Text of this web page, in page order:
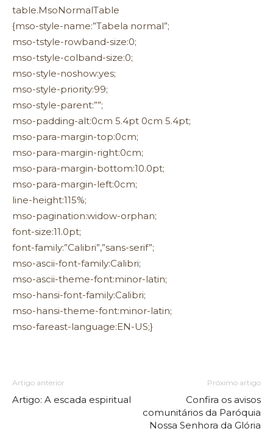
table.MsoNormalTable
{mso-style-name:”Tabela normal”;
mso-tstyle-rowband-size:0;
mso-tstyle-colband-size:0;
mso-style-noshow:yes;
mso-style-priority:99;
mso-style-parent:””;
mso-padding-alt:0cm 5.4pt 0cm 5.4pt;
mso-para-margin-top:0cm;
mso-para-margin-right:0cm;
mso-para-margin-bottom:10.0pt;
mso-para-margin-left:0cm;
line-height:115%;
mso-pagination:widow-orphan;
font-size:11.0pt;
font-family:”Calibri”,”sans-serif”;
mso-ascii-font-family:Calibri;
mso-ascii-theme-font:minor-latin;
mso-hansi-font-family:Calibri;
mso-hansi-theme-font:minor-latin;
mso-fareast-language:EN-US;}
Artigo anterior
Artigo: A escada espiritual
Próximo artigo
Confira os avisos
comunitários da Paróquia
Nossa Senhora da Glória